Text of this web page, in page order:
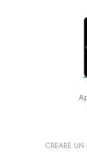
CREARE UN